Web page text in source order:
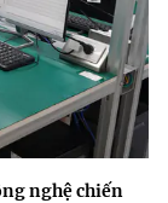
nghệ chiến